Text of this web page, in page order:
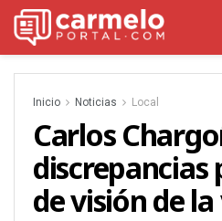
Inicio Noticias Local
Carlos
de visión de la